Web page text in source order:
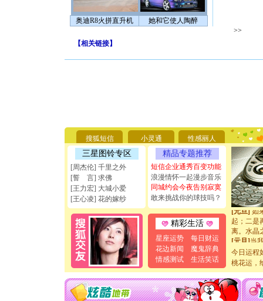
奥迪R8火拼直升机 她和它使人陶醉
>>
【相关链接】
搜狐短信 小灵通 性感丽人
三星图铃专区
[周杰伦] 千里之外
[誓 言] 求佛
[王力宏] 大城小爱
[王心凌] 花的嫁纱
精品专题推荐
短信企业通秀百变功能
浪漫情怀一起漫步音乐
同城约会今夜告别寂寞
敢来挑战你的球技吗？
精彩生活
星座运势
每日财运
花边新闻
魔鬼辞典
情感测试
生活笑话
[圣诞节]
能正大
天都要快
[圣诞节]
如意,快
[元旦]看
断电。爱
你是我专
[元旦]如
起；二是
离。水晶
[元旦]当
卖了。水
[春节]风
道一声平
[春节]传
今日运程
桃花运，